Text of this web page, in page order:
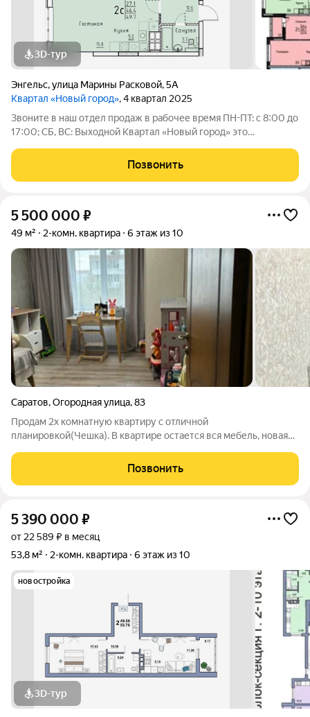
3D-тур
Энгельс,улица Марины Расковой,5А
Квартал «Новый город», 4 квартал 2025
Звоните в наш отдел продаж в рабочее время ПН-ПТ: с 8:00 до
17:00; СБ, ВС: Выходной Квартал «Новый город» это
семьи. Проект развивается по концепции «город в городе», где
всё необходимое
Позвонить
5 500 000 ₽
49 м² 2-комн. квартира 6 этаж из 10
Саратов,Огородная улица,83
Продам 2х комнатную квартиру с отличной
планировкой(Чешка). В квартире остается вся мебель, новая
доме новый лифт. Во дворе большая парковка, детская и спорт
площадки, в 5 минутах новый
Позвонить
5 390 000 ₽
от 22 589 ₽ в месяц
53,8 м²
2-комн. квартира 6 этаж из 10
новостройка
3D-тур